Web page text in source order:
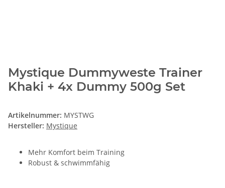
Mystique Dummyweste Trainer
Khaki + 4x Dummy 500g Set
Artikelnummer: MYSTWG
Hersteller: Mystique
Mehr Komfort beim Training
Robust & schwimmfähig